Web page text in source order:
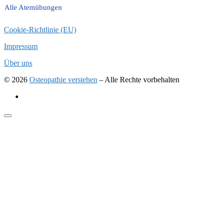
Alle Atemübungen
Cookie-Richtlinie (EU)
Impressum
Über uns
© 2026 Osteopathie verstehen – Alle Rechte vorbehalten